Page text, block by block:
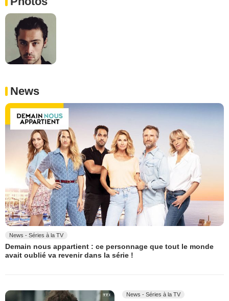
News
News - Séries à la TV
Demain nous appartient : ce personnage que tout le monde
avait oublié va revenir dans la série !
News - Séries à la TV